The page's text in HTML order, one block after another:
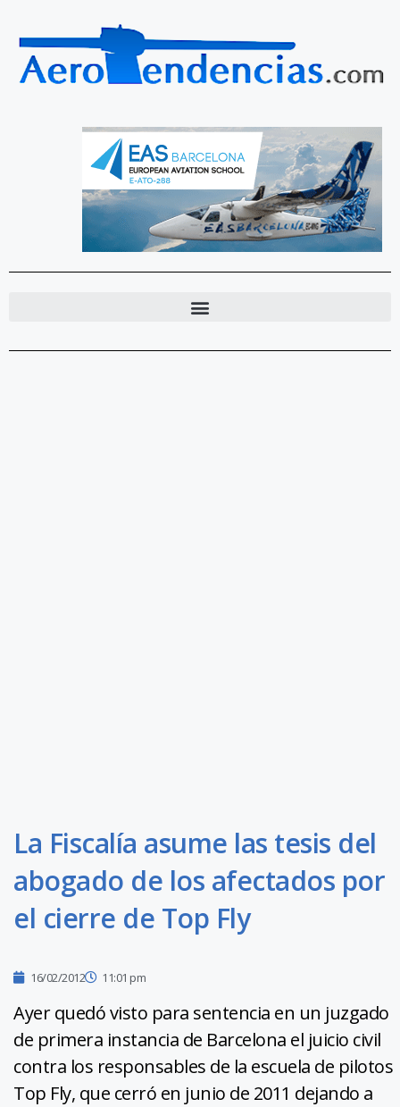
La Fiscalía asume las tesis del
abogado de los afectados por
el cierre de Top Fly
16/02/2012 11:01 pm
Ayer quedó visto para sentencia en un juzgado
de primera instancia de Barcelona el juicio civil
contra los responsables de la escuela de pilotos
Top Fly, que cerró en junio de 2011 dejando a